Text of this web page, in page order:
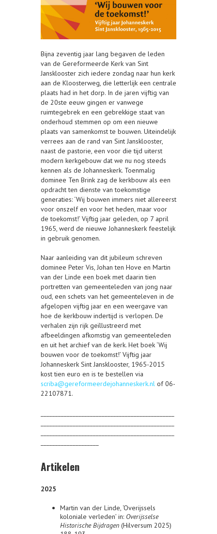
Bijna zeventig jaar lang begaven de leden
van de Gereformeerde Kerk van Sint
Jansklooster zich iedere zondag naar hun kerk
aan de Kloosterweg, die letterlijk een centrale
plaats had in het dorp. In de jaren vijftig van
de 20ste eeuw gingen er vanwege
ruimtegebrek en een gebrekkige staat van
onderhoud stemmen op om een nieuwe
plaats van samenkomst te bouwen. Uiteindelijk
verrees aan de rand van Sint Jansklooster,
naast de pastorie, een voor die tijd uiterst
modern kerkgebouw dat we nu nog steeds
kennen als de Johanneskerk. Toenmalig
dominee Ten Brink zag de kerkbouw als een
opdracht ten dienste van toekomstige
generaties: ‘Wij bouwen immers niet allereerst
voor onszelf en voor het heden, maar voor
de toekomst!’ Vijftig jaar geleden, op 7 april
1965, werd de nieuwe Johanneskerk feestelijk
in gebruik genomen.
Naar aanleiding van dit jubileum schreven
dominee Peter Vis, Johan ten Hove en Martin
van der Linde een boek met daarin tien
portretten van gemeenteleden van jong naar
oud, een schets van het gemeenteleven in de
afgelopen vijftig jaar en een weergave van
hoe de kerkbouw indertijd is verlopen. De
verhalen zijn rijk geïllustreerd met
afbeeldingen afkomstig van gemeenteleden
en uit het archief van de kerk. Het boek ‘Wij
bouwen voor de toekomst!’ Vijftig jaar
Johanneskerk Sint Jansklooster, 1965-2015
kost tien euro en is te bestellen via
scriba@gereformeerdejohanneskerk.nl of 06-
22107871.
Artikelen
2025
Martin van der Linde, ‘Overijssels
koloniale verleden’ in: Overijsselse
Historische Bijdragen (Hilversum 2025)